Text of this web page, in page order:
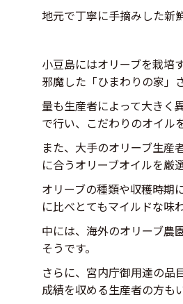
地元で丁寧に手摘みした新
小豆島にはオリーブを栽培
邪魔した「ひまわりの家」
量も生産者によって大きく
で行い、こだわりのオイル
また、大手のオリーブ生産
に合うオリーブオイルを厳
オリーブの種類や収穫時期
に比べとてもマイルドな味
中には、海外のオリーブ農
そうです。
さらに、宮内庁御用達の品
成績を収める生産者の方も